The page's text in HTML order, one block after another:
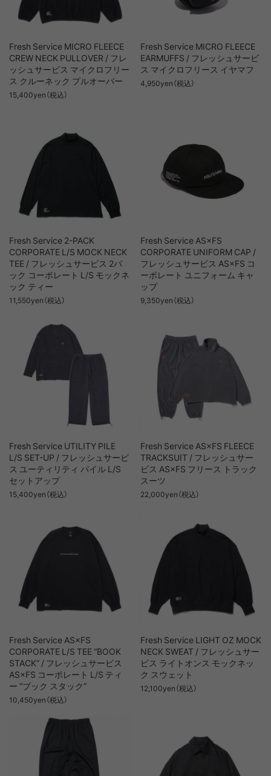
Fresh Service MICRO FLEECE
CREW NECK PULLOVER / フレ
ッシュサービス マイクロフリー
ス クルーネック プルオーバー
15,400yen（税込）
Fresh Service MICRO FLEECE
EARMUFFS / フレッシュサービ
ス マイクロフリース イヤマフ
4,950yen（税込）
Fresh Service 2-PACK
CORPORATE L/S MOCK NECK
TEE / フレッシュサービス 2パ
ック コーポレート L/S モックネ
ック ティー
11,550yen（税込）
Fresh Service AS×FS
CORPORATE UNIFORM CAP /
フレッシュサービス AS×FS コ
ーポレート ユニフォーム キャ
ップ
9,350yen（税込）
Fresh Service UTILITY PILE
L/S SET-UP / フレッシュサービ
ス ユーティリティ パイル L/S
セットアップ
15,400yen（税込）
Fresh Service AS×FS FLEECE
TRACKSUIT / フレッシュサー
ビス AS×FS フリース トラック
スーツ
22,000yen（税込）
Fresh Service AS×FS
CORPORATE L/S TEE “BOOK
STACK” / フレッシュサービス
AS×FS コーポレート L/S ティ
ー “ブック スタック”
10,450yen（税込）
Fresh Service LIGHT OZ MOCK
NECK SWEAT / フレッシュサー
ビス ライトオンス モックネッ
ク スウェット
12,100yen（税込）